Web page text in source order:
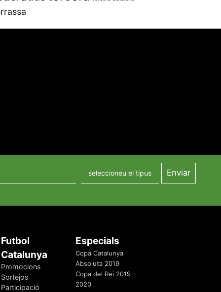
Futbol
Catalunya
Promocions
Sortejos
Participació
Especials
Copa Catalunya
Absoluta 2019
Copa del Rei 2019 -
2020